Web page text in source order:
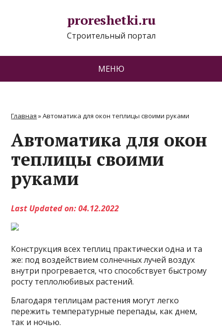
proreshetki.ru
Строительный портал
МЕНЮ
Главная »Автоматика для окон теплицы своими руками
Автоматика для окон
теплицы своими
руками
Last Updated on: 04.12.2022
Конструкция всех теплиц практически одна и та
же: под воздействием солнечных лучей воздух
внутри прогревается, что способствует быстрому
росту теплолюбивых растений.
Благодаря теплицам растения могут легко
пережить температурные перепады, как днем,
так и ночью.